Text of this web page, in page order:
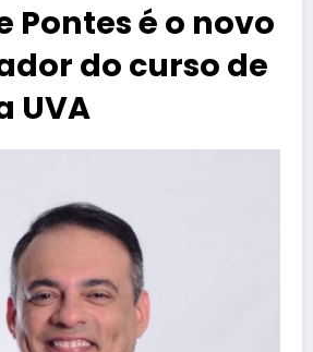
Pontes é o novo
do curso de
UVA